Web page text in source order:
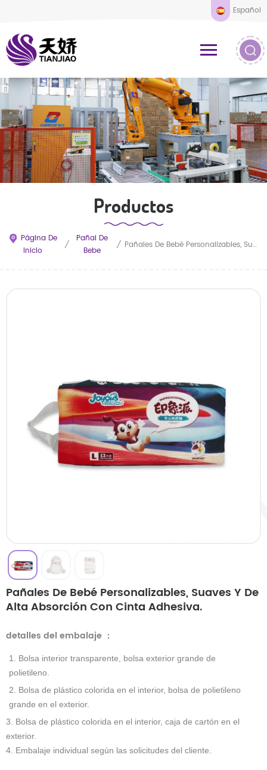
Español
Productos
Página De
Inicio
/
Pañal De
Bebe
/ Pañales De Bebé Personalizables, Suaves Y De Alta Absorción Con Cinta Adhesiva.
Pañales De Bebé Personalizables, Suaves Y De
Alta Absorción Con Cinta Adhesiva.
detalles del embalaje ：
1. Bolsa interior transparente, bolsa exterior grande de
polietileno.
2. Bolsa de plástico colorida en el interior, bolsa de polietileno
grande en el exterior.
3. Bolsa de plástico colorida en el interior, caja de cartón en el
exterior.
4. Embalaje individual según las solicitudes del cliente.